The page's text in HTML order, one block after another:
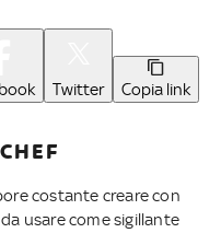
Twitter Copia link
costante creare con
usare come sigillante